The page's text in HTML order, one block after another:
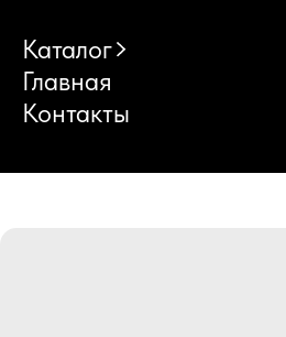
Каталог
Главная
Контакты